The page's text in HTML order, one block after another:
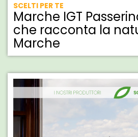
SCELTI PER TE
Marche IGT
che racconta la
Marche